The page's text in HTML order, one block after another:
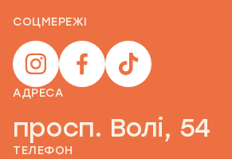
СОЦМЕРЕЖІ
АДРЕСА
просп. Волі, 54
ТЕЛЕФОН